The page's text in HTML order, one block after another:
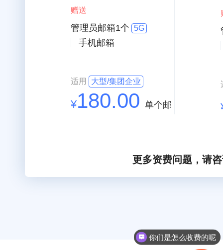
赠送
管理员邮箱1个 5G
手机邮箱
适用 大型/集团企业
¥180.00 单个邮
更多资费问题，请
你们是怎么收费的呢